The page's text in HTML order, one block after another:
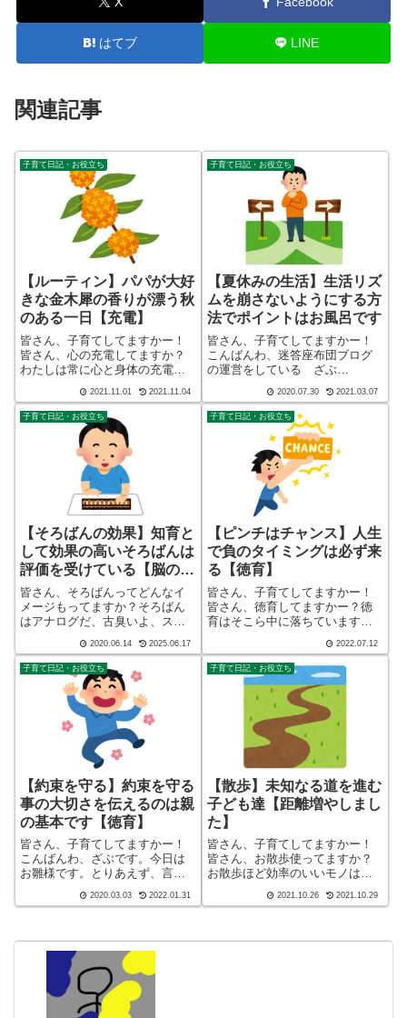
はてブ LINE
関連記事
子育て日記・お役立ち
【ルーティン】パパが大好
きな金木犀の香りが漂う秋
のある一日【充電】
皆さん、子育てしてますかー！
皆さん、心の充電してますか？
わたしは常に心と身体の充電を
れぞれ充電の方法が異なると思
いますが、子育てしている方で
共通している心の充電は、アレ
ですね！こんばんわ、迷答座布
団ブログの運営を...
2021.11.01 2021.11.04
子育て日記・お役立ち
【夏休みの生活】生活リズ
ムを崩さないようにする方
法でポイントはお風呂です
皆さん、子育てしてますかー！
こんばんわ、迷答座布団ブログ
の運営をしている ざぶ
は40代でひとり親（シンパパ）
になり、手探り状態のほぼワン
オペで2人の子育てを行っており
ます。※詳しくはプロフィー
2020.07.30 2021.03.07
子育て日記・お役立ち
【そろばんの効果】知育と
して効果の高いそろばんは
評価を受けている【脳の活
性化】
皆さん、そろばんってどんなイ
メージもってますか？そろばん
はアナログだ、古臭いよ、スケ
色々あります。そろばんをやっ
ている姿自体は確かにちょー地
味ですし、黙々しながらパチパ
チと鳴ってなんだか洗脳された
集団に見えてくる...
2020.06.14 2025.06.17
子育て日記・お役立ち
【ピンチはチャンス】人生
で負のタイミングは必ず来
る【徳育】
皆さん、子育てしてますかー！
皆さん、徳育してますかー？徳
育はそこら中に落ちています。
う。こんばんわ、迷答座布団ブ
ログの運営をしている ざぶ
(@meitou_zabuton)です。わたし
は40代でひとり親（シンパ
2022.07.12
子育て日記・お役立ち
【約束を守る】約束を守る
事の大切さを伝えるのは親
の基本です【徳育】
皆さん、子育てしてますかー！
こんばんわ、ざぶです。今日は
お雛様です。とりあえず、言っ
れボリボリボリボリ・・・。さ
げました。約束とは、パパパパ
が居る時は、自転...
2020.03.03 2022.01.31
子育て日記・お役立ち
【散歩】未知なる道を進む
子ども達【距離増やしまし
た】
皆さん、子育てしてますかー！
皆さん、お散歩使ってますか？
お散歩ほど効率のいいモノはあ
て仕方ないという方は、ぜひ散
営をしている ざぶ
2021.10.26 2021.10.29